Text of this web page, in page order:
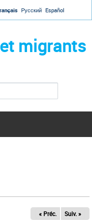
Русский Español
migrants
« Préc. Suiv. »